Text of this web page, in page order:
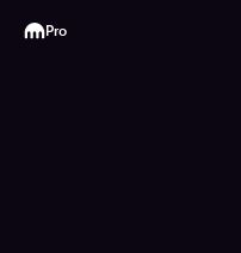
Kraken
Pro